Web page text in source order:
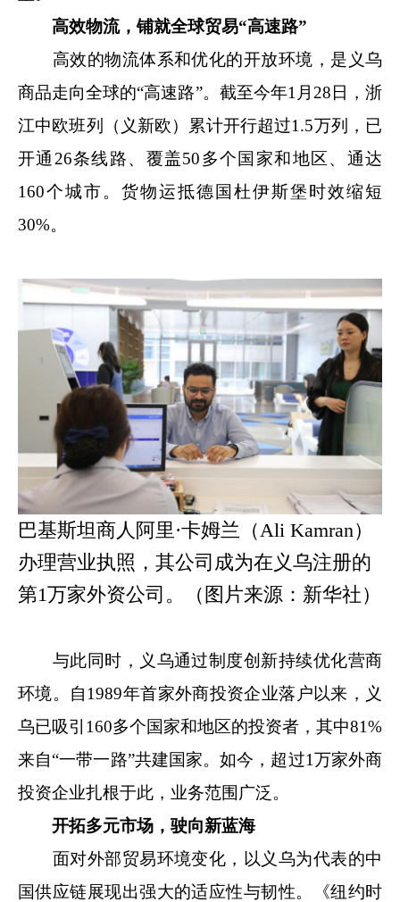
高效物流，铺就全球贸易“高速路”
高效的物流体系和优化的开放环境，是义乌
商品走向全球的“高速路”。截至今年1月28日，浙
江中欧班列（义新欧）累计开行超过1.5万列，已
开通26条线路、覆盖50多个国家和地区、通达
160个城市。货物运抵德国杜伊斯堡时效缩短
30%。
巴基斯坦商人阿里·卡姆兰（Ali Kamran）
办理营业执照，其公司成为在义乌注册的
第1万家外资公司。（图片来源：新华社）
与此同时，义乌通过制度创新持续优化营商
环境。自1989年首家外商投资企业落户以来，义
乌已吸引160多个国家和地区的投资者，其中81%
来自“一带一路”共建国家。如今，超过1万家外商
投资企业扎根于此，业务范围广泛。
开拓多元市场，驶向新蓝海
面对外部贸易环境变化，以义乌为代表的中
国供应链展现出强大的适应性与韧性。《纽约时